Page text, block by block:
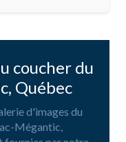
coucher du
Québec
d'images du
Mégantic,